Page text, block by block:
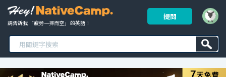
請告訴我 「疲勞一掃而空」 的英語！
提問